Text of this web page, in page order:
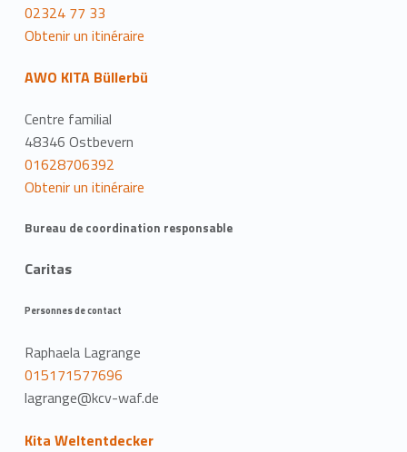
02324 77 33
Obtenir un itinéraire
AWO KITA Büllerbü
Centre familial
48346 Ostbevern
01628706392
Obtenir un itinéraire
Bureau de coordination responsable
Caritas
Personnes de contact
Raphaela Lagrange
015171577696
lagrange@kcv-waf.de
Kita Weltentdecker